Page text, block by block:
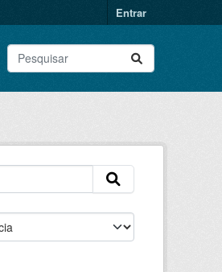
Entrar